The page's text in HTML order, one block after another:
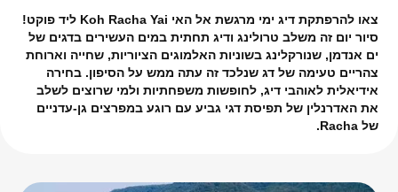
צאו להרפתקת דיג ימי מרגשת אל האי Koh Racha Yai ליד פוקט!
סיור יום זה משלב טרולינג ודיג תחתית במים העשירים בדגים של
ים אנדמן, שנורקלינג בשוניות האלמוגים הציוריות, שחייה וארוחת
צהריים טעימה של דג שנלכד זה עתה ממש על הסיפון. בחירה
אידיאלית לאוהבי דיג, לחופשות משפחתיות ולמי שרוצים לשלב
את האדרנלין של תפיסת דגי גביע עם רוגע במפרצים גן-עדניים
של Racha.